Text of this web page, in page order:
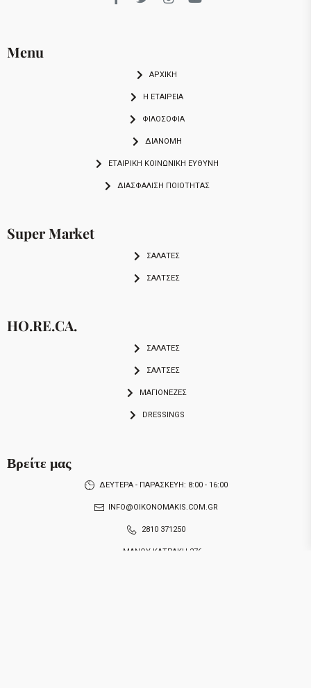
Menu
ΑΡΧΙΚΗ
Η ΕΤΑΙΡΕΙΑ
ΦΙΛΟΣΟΦΙΑ
ΔΙΑΝΟΜΗ
ΕΤΑΙΡΙΚΉ ΚΟΙΝΩΝΙΚΉ ΕΥΘΎΝΗ
ΔΙΑΣΦΆΛΙΣΗ ΠΟΙΌΤΗΤΑΣ
Super Market
ΣΑΛΑΤΕΣ
ΣΑΛΤΣΕΣ
HO.RE.CA.
ΣΑΛΑΤΕΣ
ΣΑΛΤΣΕΣ
ΜΑΓΙΟΝΕΖΕΣ
DRESSINGS
Βρείτε μας
ΔΕΥΤΕΡΑ - ΠΑΡΑΣΚΕΥΗ: 8:00 - 16:00
INFO@OIKONOMAKIS.COM.GR
2810 371250
ΜΑΝΟΥ ΚΑΤΡΑΚΗ 276,